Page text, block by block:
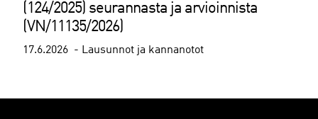
(124/2025) seurannasta ja arvioinnista
(VN/11135/2026)
17.6.2026 Lausunnot ja kannanotot